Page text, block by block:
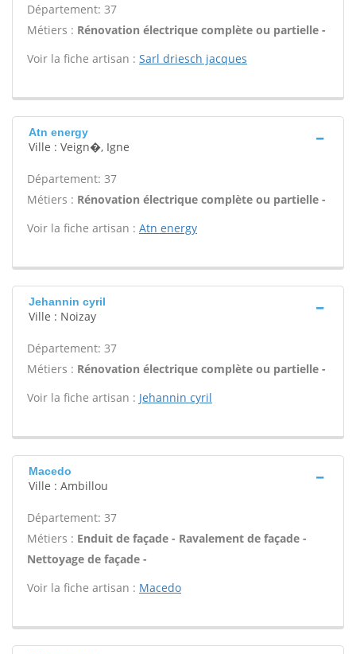
Département: 37
Métiers : Rénovation électrique complète ou partielle -
Voir la fiche artisan : Sarl driesch jacques
Atn energy
Ville : Veign�, Igne
Département: 37
Métiers : Rénovation électrique complète ou partielle -
Voir la fiche artisan : Atn energy
Jehannin cyril
Ville : Noizay
Département: 37
Métiers : Rénovation électrique complète ou partielle -
Voir la fiche artisan : Jehannin cyril
Macedo
Ville : Ambillou
Département: 37
Métiers : Enduit de façade - Ravalement de façade -
Nettoyage de façade -
Voir la fiche artisan : Macedo